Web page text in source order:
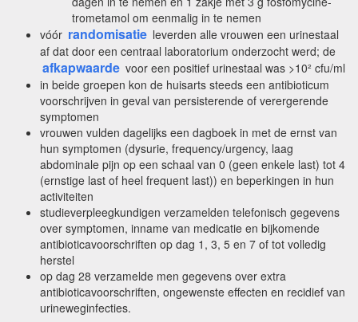
trometamol om eenmalig in te nemen
vóór randomisatie leverden alle vrouwen een urinestaal
af dat door een centraal laboratorium onderzocht werd; de
afkapwaarde voor een positief urinestaal was >10² cfu/ml
in beide groepen kon de huisarts steeds een antibioticum
voorschrijven in geval van persisterende of verergerende
symptomen
vrouwen vulden dagelijks een dagboek in met de ernst van
hun symptomen (dysurie, frequency/urgency, laag
abdominale pijn op een schaal van 0 (geen enkele last) tot 4
(ernstige last of heel frequent last)) en beperkingen in hun
activiteiten
studieverpleegkundigen verzamelden telefonisch gegevens
over symptomen, inname van medicatie en bijkomende
antibioticavoorschriften op dag 1, 3, 5 en 7 of tot volledig
herstel
op dag 28 verzamelde men gegevens over extra
antibioticavoorschriften, ongewenste effecten en recidief van
urineweginfecties.